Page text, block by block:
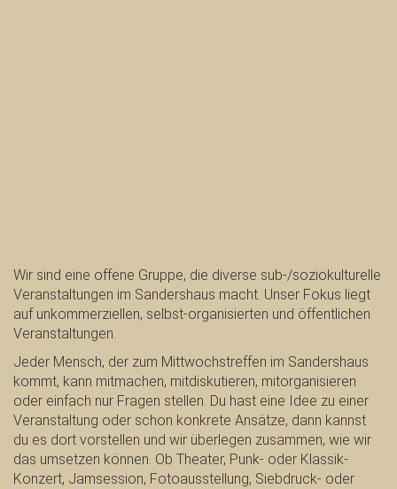
Wir sind eine offene Gruppe, die diverse sub-/soziokulturelle
Veranstaltungen im Sandershaus macht. Unser Fokus liegt
auf unkommerziellen, selbst-organisierten und öffentlichen
Veranstaltungen.
Jeder Mensch, der zum Mittwochstreffen im Sandershaus
kommt, kann mitmachen, mitdiskutieren, mitorganisieren
oder einfach nur Fragen stellen. Du hast eine Idee zu einer
Veranstaltung oder schon konkrete Ansätze, dann kannst
du es dort vorstellen und wir überlegen zusammen, wie wir
das umsetzen können. Ob Theater, Punk- oder Klassik-
Konzert, Jamsession, Fotoausstellung, Siebdruck- oder